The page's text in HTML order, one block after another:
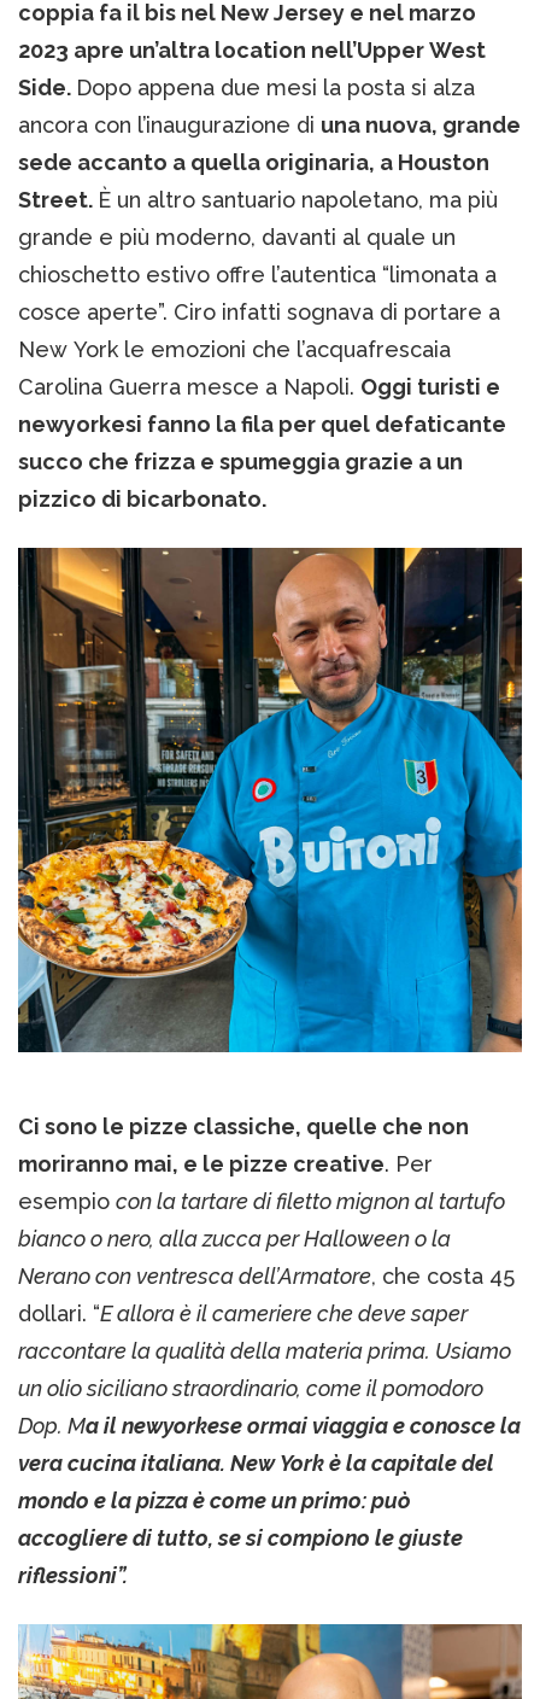
coppia fa il bis nel New Jersey e nel marzo
2023 apre un’altra location nell’Upper West
Side. Dopo appena due mesi la posta si alza
ancora con l’inaugurazione di una nuova, grande
sede accanto a quella originaria, a Houston
Street. È un altro santuario napoletano, ma più
grande e più moderno, davanti al quale un
chioschetto estivo offre l’autentica “limonata a
cosce aperte”. Ciro infatti sognava di portare a
New York le emozioni che l’acquafrescaia
Carolina Guerra mesce a Napoli. Oggi turisti e
newyorkesi fanno la fila per quel defaticante
succo che frizza e spumeggia grazie a un
pizzico di bicarbonato.
Ci sono le pizze classiche, quelle che non
moriranno mai, e le pizze creative. Per
esempio con la tartare di filetto mignon al tartufo
bianco o nero, alla zucca per Halloween o la
Nerano con ventresca dell’Armatore, che costa 45
dollari. “E allora è il cameriere che deve saper
raccontare la qualità della materia prima. Usiamo
un olio siciliano straordinario, come il pomodoro
Dop. Ma il newyorkese ormai viaggia e conosce la
vera cucina italiana. New York è la capitale del
mondo e la pizza è come un primo: può
accogliere di tutto, se si compiono le giuste
riflessioni”.